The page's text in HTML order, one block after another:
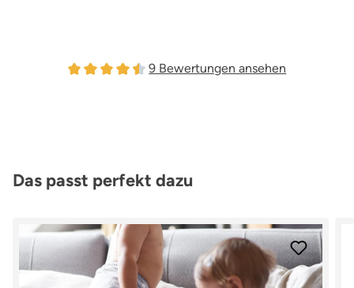
9 Bewertungen ansehen
Produktgalerie überspringen
Das passt perfekt dazu